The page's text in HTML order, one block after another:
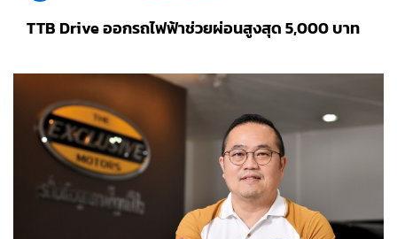
TTB Drive ออกรถไฟฟ้าช่วยผ่อนสูงสุด 5,000 บาท